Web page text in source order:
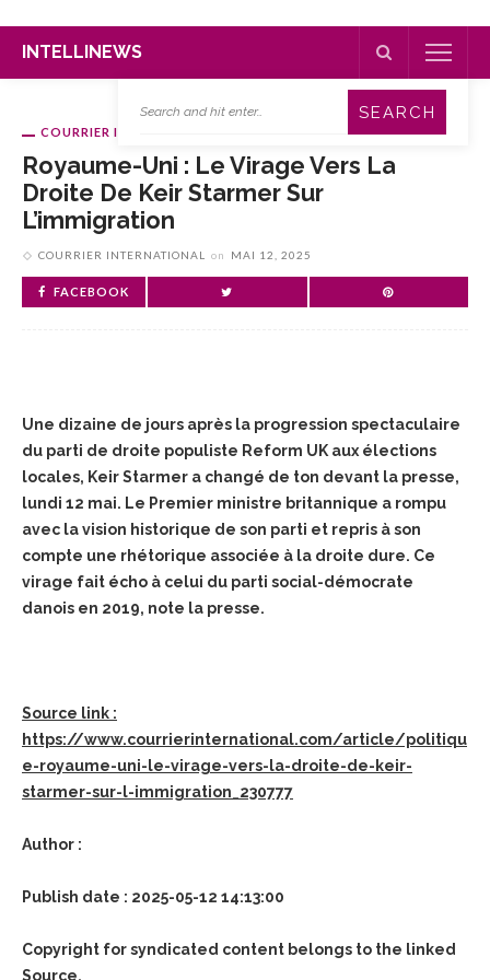
INTELLINEWS
COURRIER INTERNATIONAL
Royaume-Uni : Le Virage Vers La
Droite De Keir Starmer Sur
L’immigration
COURRIER INTERNATIONAL on MAI 12, 2025
FACEBOOK
Une dizaine de jours après la progression spectaculaire
du parti de droite populiste Reform UK aux élections
locales, Keir Starmer a changé de ton devant la presse,
lundi 12 mai. Le Premier ministre britannique a rompu
avec la vision historique de son parti et repris à son
compte une rhétorique associée à la droite dure. Ce
virage fait écho à celui du parti social-démocrate
danois en 2019, note la presse.
Source link :
https://www.courrierinternational.com/article/politiqu
e-royaume-uni-le-virage-vers-la-droite-de-keir-
starmer-sur-l-immigration_230777
Author :
Publish date : 2025-05-12 14:13:00
Copyright for syndicated content belongs to the linked
Source.